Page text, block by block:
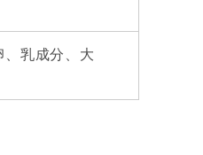
、乳成分、大